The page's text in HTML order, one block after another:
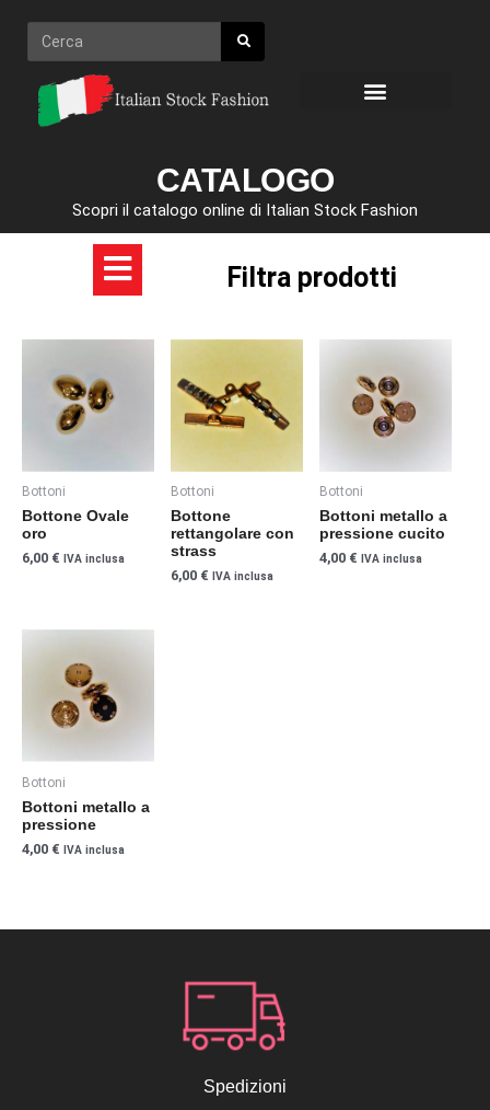
contenuto
Cerca
CATALOGO
Scopri il catalogo online di Italian Stock Fashion
Filtra prodotti
Bottoni
Bottone Ovale
oro
6,00 € IVA inclusa
prodotto
Le
opzioni
possono
essere
scelte
prodotto
Bottoni
Bottone
rettangolare con
strass
6,00 € IVA inclusa
prodotto
ha
più
Le
opzioni
possono
essere
scelte
Bottoni
Bottoni metallo a
pressione cucito
4,00 € IVA inclusa
prodotto
Le
opzioni
possono
essere
scelte
Bottoni
Bottoni metallo a
pressione
4,00 € IVA inclusa
prodotto
Le
opzioni
possono
essere
scelte
del
Spedizioni